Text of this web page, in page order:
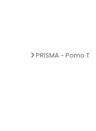
PRISMA - Pomo T